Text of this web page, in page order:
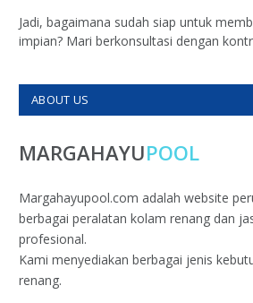
Jadi, bagaimana sudah siap untuk
impian? Mari berkonsultasi dengan
ABOUT US
MARGAHAYUPOOL
Margahayupool.com adalah website
berbagai peralatan kolam renang dan
profesional.
Kami menyediakan berbagai jenis
renang.